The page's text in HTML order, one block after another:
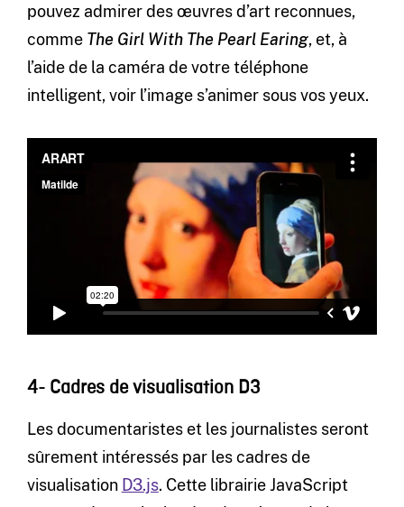
pouvez admirer des œuvres d’art reconnues,
comme The Girl With The Pearl Earing, et, à
l’aide de la caméra de votre téléphone
intelligent, voir l’image s’animer sous vos yeux.
4- Cadres de visualisation D3
Les documentaristes et les journalistes seront
sûrement intéressés par les cadres de
visualisation D3.js. Cette librairie JavaScript